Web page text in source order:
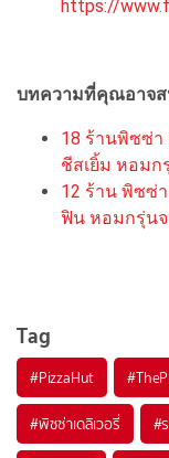
https://
บทความที่คุณอาจส
18 ร้านพิซซ่า
ชีสเยิ้ม หอมก
12 ร้าน พิซซ่
ฟิน หอมกรุ่นจ
Tag
#PizzaHut #
#พิซซ่าเดลิเวอรี่ #